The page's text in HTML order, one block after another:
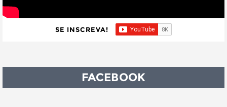
SE INSCREVA!
FACEBOOK